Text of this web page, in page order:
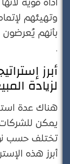
أداة قوية
وتهيئهم
بأنهم يُعرضون
أبرز
لزيادة
هناك عدة
يمكن للشركات
تختلف حسب
أبرز هذه